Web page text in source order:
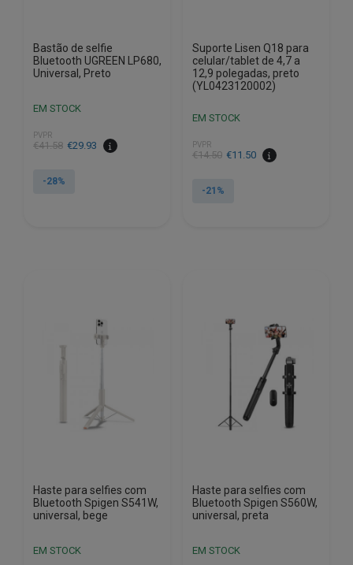
Bastão de selfie
Bluetooth UGREEN LP680,
Universal, Preto
EM STOCK
PVPR
€41.58
O
original
€29.93
O
atual
-28%
Suporte Lisen Q18 para
celular/tablet de 4,7 a
12,9 polegadas, preto
(YL0423120002)
EM STOCK
PVPR
€14.50
O
original
€11.50
O
atual
-21%
Haste para selfies com
Bluetooth Spigen S541W,
universal, bege
EM STOCK
Haste para selfies com
Bluetooth Spigen S560W,
universal, preta
EM STOCK